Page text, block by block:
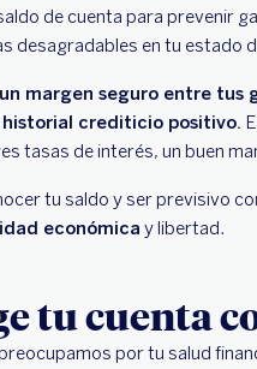
de cuenta para prevenir
desagradables en tu estado
margen seguro entre tus
crediticio positivo.
tasas de interés, un buen
tu saldo y ser previsivo
económica y libertad.
tu cuenta
por tu salud